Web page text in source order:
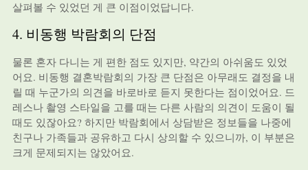
살펴볼 수 있었던 게 큰 이점이었답니다.
4. 비동행 박람회의 단점
물론 혼자 다니는 게 편한 점도 있지만, 약간의 아쉬움도 있었
어요. 비동행 결혼박람회의 가장 큰 단점은 아무래도 결정을 내
릴 때 누군가의 의견을 바로바로 듣지 못한다는 점이었어요. 드
레스나 촬영 스타일을 고를 때는 다른 사람의 의견이 도움이 될
때도 있잖아요? 하지만 박람회에서 상담받은 정보들을 나중에
친구나 가족들과 공유하고 다시 상의할 수 있으니까, 이 부분은
크게 문제되지는 않았어요.